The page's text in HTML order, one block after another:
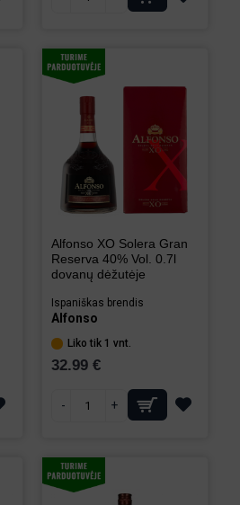
Alfonso XO Solera Gran
Reserva 40% Vol. 0.7l
dovanų dėžutėje
Ispaniškas brendis
Alfonso
Liko tik 1 vnt.
32.99 €
- +